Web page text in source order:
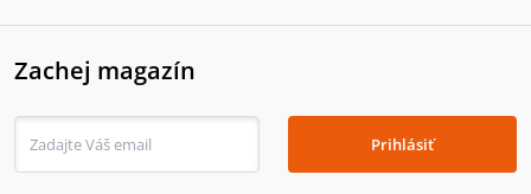
Zachej magazín
Prihlásiť